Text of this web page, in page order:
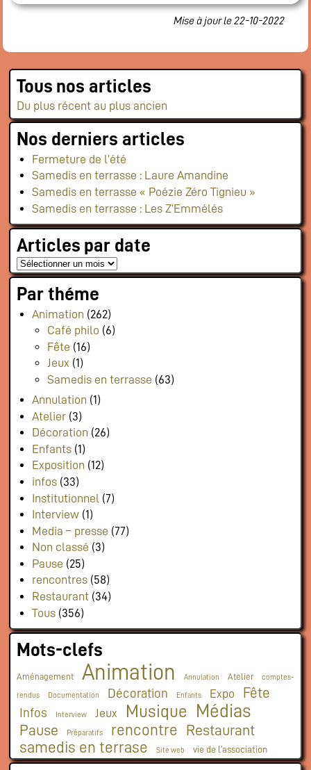
Mise à jour le 22-10-2022
Tous nos articles
Du plus récent au plus ancien
Nos derniers articles
Fermeture de l’été
Samedis en terrasse : Laure Amandine
Samedis en terrasse « Poézie Zéro Tignieu »
Samedis en terrasse : Les Z’Emmélés
Articles par date
Par théme
Animation (262)
Café philo (6)
Fête (16)
Jeux (1)
Samedis en terrasse (63)
Annulation (1)
Atelier(3)
Décoration (26)
Enfants(1)
Exposition (12)
infos(33)
Institutionnel (7)
Interview(1)
Media – presse (77)
Non classé (3)
Pause (25)
rencontres(58)
Restaurant(34)
Tous(356)
Mots-clefs
Aménagement Animation Annulation Atelier comptes-
rendus Documentation Décoration Enfants Expo Fête
Infos Interview Jeux Musique Médias
Pause Préparatifs rencontre Restaurant
samedis en terrase Site web vie de l'association